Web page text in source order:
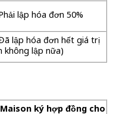
lập hóa đơn 50%
lập hóa đơn hết giá trị
không lập nữa)
ký hợp đồng cho